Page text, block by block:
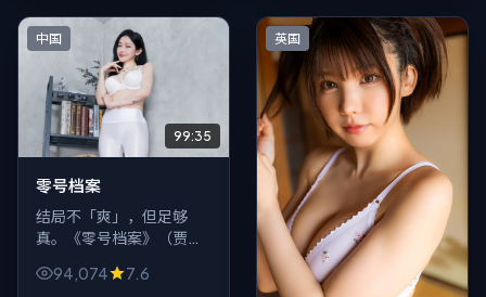
中国
99:35
零号档案
结局不「爽」，但足够
真。《零号档案》（贾樟
的尽头：赢家不一定快
94,074 7.6
英国